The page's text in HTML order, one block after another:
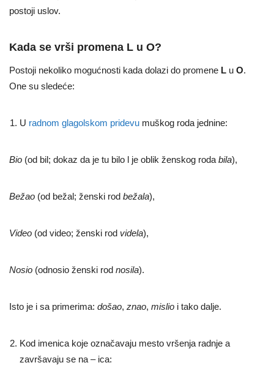
postoji uslov.
Kada se vrši promena L u O?
Postoji nekoliko mogućnosti kada dolazi do promene L u O.
One su sledeće:
U radnom glagolskom pridevu muškog roda jednine:
Bio (od bil; dokaz da je tu bilo l je oblik ženskog roda bila),
Bežao (od bežal; ženski rod bežala),
Video (od video; ženski rod videla),
Nosio (odnosio ženski rod nosila).
Isto je i sa primerima: došao, znao, mislio i tako dalje.
Kod imenica koje označavaju mesto vršenja radnje a
završavaju se na – ica: